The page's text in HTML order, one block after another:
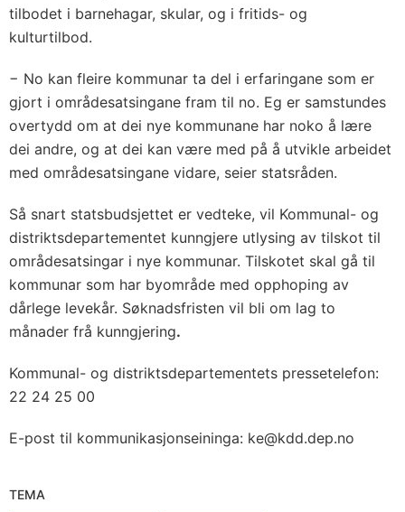
tilbodet i barnehagar, skular, og i fritids- og
kulturtilbod.
− No kan fleire kommunar ta del i erfaringane som er
gjort i områdesatsingane fram til no. Eg er samstundes
overtydd om at dei nye kommunane har noko å lære
dei andre, og at dei kan være med på å utvikle arbeidet
med områdesatsingane vidare, seier statsråden.
Så snart statsbudsjettet er vedteke, vil Kommunal- og
distriktsdepartementet kunngjere utlysing av tilskot til
områdesatsingar i nye kommunar. Tilskotet skal gå til
kommunar som har byområde med opphoping av
dårlege levekår. Søknadsfristen vil bli om lag to
månader frå kunngjering.
Kommunal- og distriktsdepartementets pressetelefon:
22 24 25 00
E-post til kommunikasjonseininga: ke@kdd.dep.no
TEMA